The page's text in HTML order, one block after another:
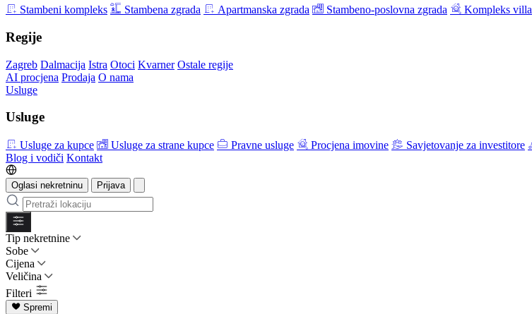
Stambeni kompleks Stambena zgrada Apartmanska zgrada Stambeno-poslovna zgrada Kompleks villa
Regije
Zagreb Dalmacija Istra Otoci Kvarner Ostale regije
AI procjena Prodaja O nama
Usluge
Usluge
Usluge za kupce Usluge za strane kupce Pravne usluge Procjena imovine Savjetovanje za investitore
Blog i vodiči Kontakt
Oglasi nekretninu Prijava
Tip nekretnine
Sobe
Cijena
Veličina
Filteri
Spremi